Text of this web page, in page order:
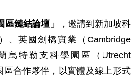
區鏈結論壇」
，邀請到新加坡科
、英國劍橋實業（Cambridge
烏特勒支科學園區（Utrecht
區合作夥伴，以實體及線上形式